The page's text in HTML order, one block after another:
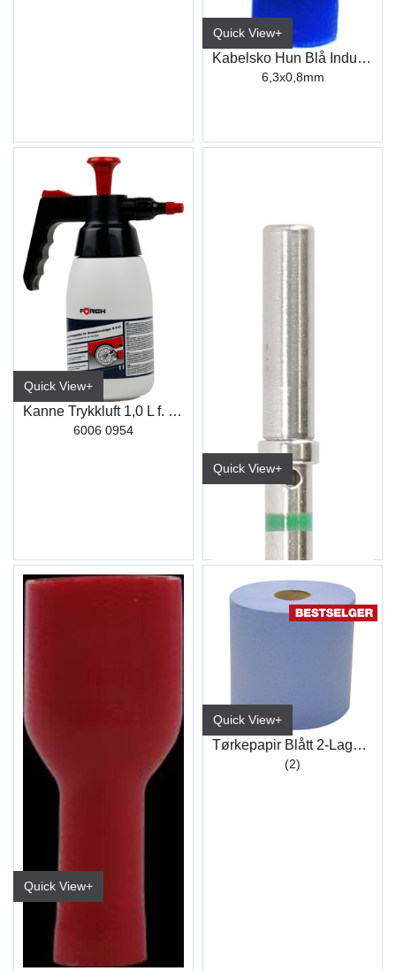
Quick View+
Kabelsko Hun Blå Industri
6,3x0,8mm
Quick View+
Kanne Trykkluft 1,0 L f. Bremserens
6006 0954
Quick View+
Quick View+
Quick View+
Tørkepapir Blått 2-Lags 38x36cm (1000)
(2)